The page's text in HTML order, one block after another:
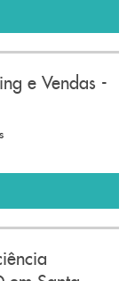
e Vendas -